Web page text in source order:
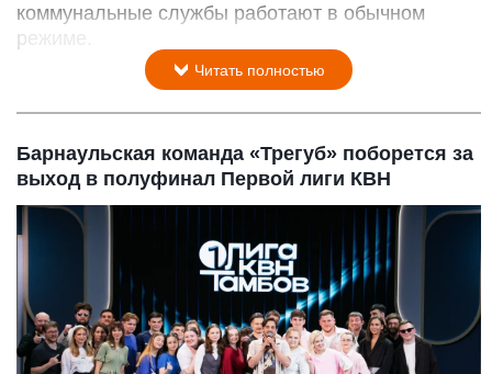
коммунальные службы работают в обычном
режиме.
Читать полностью
Барнаульская команда «Трегуб» поборется за
выход в полуфинал Первой лиги КВН